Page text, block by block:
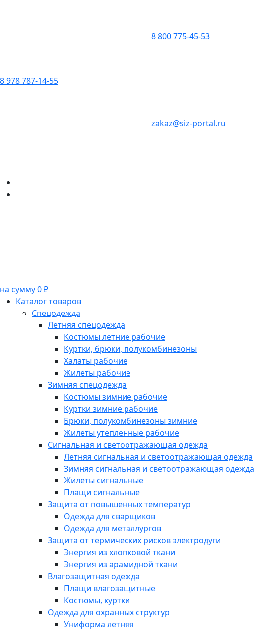
8 800 775-45-53
8 978 787-14-55
zakaz@siz-portal.ru
на сумму 0 ₽
Каталог товаров
Спецодежда
Летняя спецодежда
Костюмы летние рабочие
Куртки, брюки, полукомбинезоны
Халаты рабочие
Жилеты рабочие
Зимняя спецодежда
Костюмы зимние рабочие
Куртки зимние рабочие
Брюки, полукомбинезоны зимние
Жилеты утепленные рабочие
Сигнальная и светоотражающая одежда
Летняя сигнальная и светоотражающая одежда
Зимняя сигнальная и светоотражающая одежда
Жилеты сигнальные
Плащи сигнальные
Защита от повышенных температур
Одежда для сварщиков
Одежда для металлургов
Защита от термических рисков электродуги
Энергия из хлопковой ткани
Энергия из арамидной ткани
Влагозащитная одежда
Плащи влагозащитные
Костюмы, куртки
Одежда для охранных структур
Униформа летняя